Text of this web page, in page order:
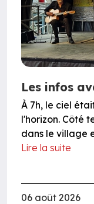
Les infos
À 7h, le ciel
l'horizon. Côté
dans le village
Lire la suite
06 août 2026